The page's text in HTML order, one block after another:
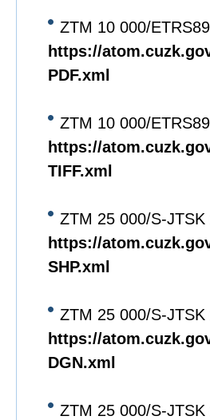
ZTM 10 000/
https://
PDF.xml
ZTM 10 000/
https://
TIFF.xml
ZTM 25 000/S-JTSK
https://
SHP.xml
ZTM 25 000/S-JTSK
https://
DGN.xml
ZTM 25 000/S-JTSK